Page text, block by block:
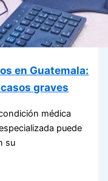
en Guatemala:
graves
médica
puede
su